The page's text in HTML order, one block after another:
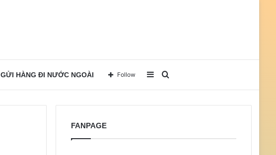
GỬI HÀNG ĐI NƯỚC NGOÀI
for
Sidebar
Follow
FANPAGE